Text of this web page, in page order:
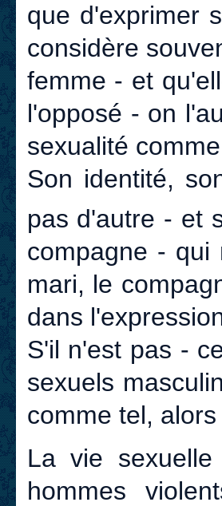
que d'exprimer
considère
femme - et
l'opposé - on
sexualité
Son identité,
pas d'autre - et
compagne -
mari, le
dans
S'il n'est pas -
sexuels
comme tel,
La vie
hommes